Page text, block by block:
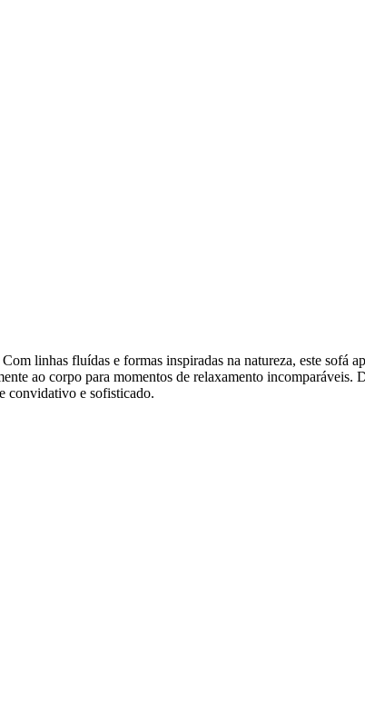
linhas fluídas e formas inspiradas na natureza, este sofá
ao corpo para momentos de relaxamento
convidativo e sofisticado.